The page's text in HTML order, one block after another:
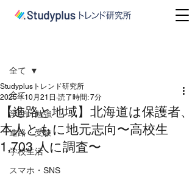
全て
学び・勉強
進路・受験
学校生活
スマホ・SNS
全て
【進路と地域】北海道は保護者、
本人ともに地元志向〜高校生
1,703 人に調査〜
Studyplusトレンド研究所
2025年10月21日 読了時間: 7分